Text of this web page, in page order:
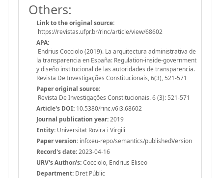
Others:
Link to the original source:
https://revistas.ufpr.br/rinc/article/view/68602
APA:
Endrius Cocciolo (2019). La arquitectura administrativa de
la transparencia en España: Regulation-inside-government
y diseño institucional de las autoridades de transparencia.
Revista De Investigações Constitucionais, 6(3), 521-571
Paper original source:
Revista De Investigações Constitucionais. 6 (3): 521-571
Article's DOI: 10.5380/rinc.v6i3.68602
Journal publication year:2019
Entity: Universitat Rovira i Virgili
Paper version: info:eu-repo/semantics/publishedVersion
Record's date:2023-04-16
URV's Author/s:Cocciolo, Endrius Eliseo
Department: Dret Públic